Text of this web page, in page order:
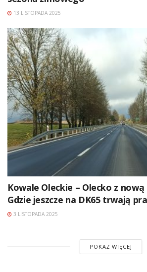
13 LISTOPADA 2025
Kowale Oleckie – Olecko z
Gdzie jeszcze na DK65 trwają
3 LISTOPADA 2025
POKAŻ WIĘCEJ